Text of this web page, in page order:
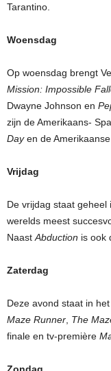
Tarantino.
Woensdag
Op woensdag brengt
Mission: Impossible
Dwayne Johnson en
zijn de Amerikaans-
Dayen de
Vrijdag
De vrijdag staat geheel
werelds meest
Naast Abduction is ook
Zaterdag
Deze avond staat in
Maze Runner The
finale en tv-première
Zondag